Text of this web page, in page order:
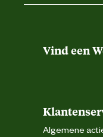
Vind een
Algemene